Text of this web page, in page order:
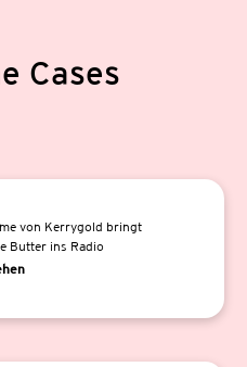
Cases
von Kerrygold bringt
Butter ins Radio